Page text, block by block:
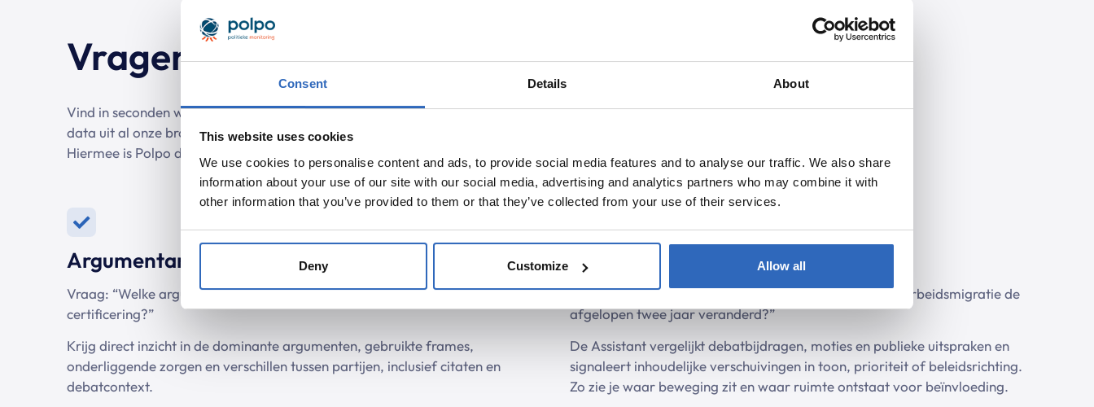
Consent Details About
This website uses cookies
We use cookies to personalise content and ads, to provide social media features and to analyse our traffic. We also share
information about your use of our site with our social media, advertising and analytics partners who may combine it with
other information that you’ve provided to them or that they’ve collected from your use of their services.
Deny Customize Allow all
Vragen stellen over dossiers
Vind in seconden wat normaal uren kost. Polpo werkt metactuelepolitieke
data uit al onze bronnen en brengt dit op een unieke manier bij elkaar.
Hiermee is Polpo de assistent die de politiek kent en herkent.
Argumentanalyse & Frameherkenning
Vraag: “Welke argumenten worden gebruikt tegen verplichte AI-
certificering?”
Krijg direct inzicht in de dominante argumenten, gebruikte frames,
onderliggende zorgen en verschillen tussen partijen, inclusief citaten en
debatcontext.
Trendanalyse & Positieverschuiving
Vraag bijvoorbeeld: “Hoe is de positie van de VVD op arbeidsmigratie de
afgelopen twee jaar veranderd?”
De Assistant vergelijkt debatbijdragen, moties en publieke uitspraken en
signaleert inhoudelijke verschuivingen in toon, prioriteit of beleidsrichting.
Zo zie je waar beweging zit en waar ruimte ontstaat voor beïnvloeding.